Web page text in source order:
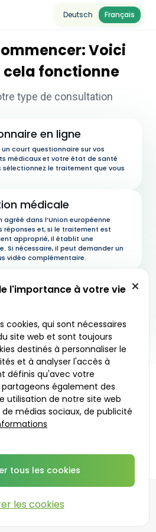
Deutsch Français
Voici
fonctionne
type de consultation
en ligne
un court questionnaire sur vos
médicaux et votre état de santé
sélectionnez le traitement que vous
médicale
agréé dans l’Union européenne
réponses et, si le traitement est
approprié, il établit une
Si nécessaire, il peut demander un
vidéo complémentaire.
en 24 - 48 heures
Vous pouvez également choisir de
place.
C’est parti
prescripteurs
DoktorABC.com
l'importance à votre vie
cookies, qui sont nécessaires
site web et sont toujours
destinés à personnaliser le
et à analyser l'accès à
définis qu'avec votre
également des
utilisation de notre site web
médias sociaux, de publicité
tous les cookies
les cookies